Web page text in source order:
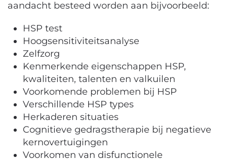
aandacht besteed worden aan bijvoorbeeld:
HSP test
Hoogsensitiviteitsanalyse
Zelfzorg
Kenmerkende eigenschappen HSP,
kwaliteiten, talenten en valkuilen
Voorkomende problemen bij HSP
Verschillende HSP types
Herkaderen situaties
Cognitieve gedragstherapie bij negatieve
kernovertuigingen
Voorkomen van disfunctionele